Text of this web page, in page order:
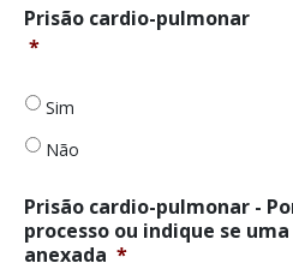
Prisão
cardio-
Prisão cardio-pulmonar
*
Sim
Não
Prisão cardio-pulmonar -
processo ou indique se
anexada *